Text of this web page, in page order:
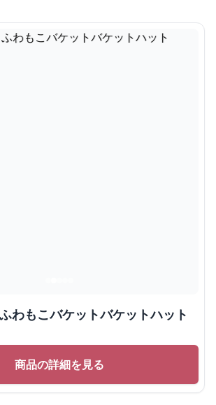
わもこバケットバケットハット
商品の詳細を見る